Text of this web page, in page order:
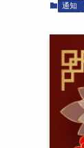
通知